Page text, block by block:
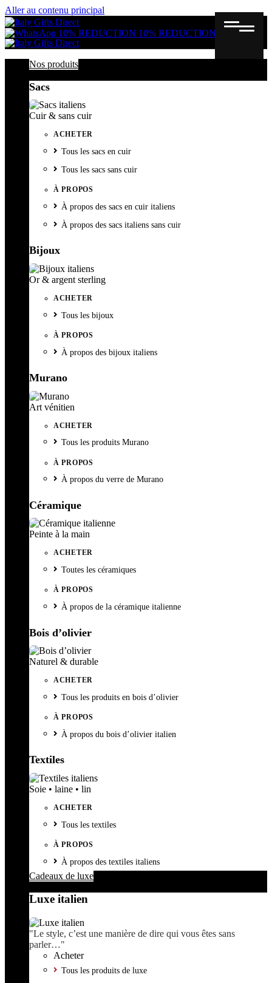
Aller au contenu principal
10% REDUCTION 10% REDUCTION
Nos produits
Sacs
Cuir & sans cuir
ACHETER
Tous les sacs en cuir
Tous les sacs sans cuir
À PROPOS
À propos des sacs en cuir italiens
À propos des sacs italiens sans cuir
Bijoux
Or & argent sterling
ACHETER
Tous les bijoux
À PROPOS
À propos des bijoux italiens
Murano
Art vénitien
ACHETER
Tous les produits Murano
À PROPOS
À propos du verre de Murano
Céramique
Peinte à la main
ACHETER
Toutes les céramiques
À PROPOS
À propos de la céramique italienne
Bois d’olivier
Naturel & durable
ACHETER
Tous les produits en bois d’olivier
À PROPOS
À propos du bois d’olivier italien
Textiles
Soie • laine • lin
ACHETER
Tous les textiles
À PROPOS
À propos des textiles italiens
Cadeaux de luxe
Luxe italien
"Le style, c’est une manière de dire qui vous êtes sans
parler…"
Acheter
Tous les produits de luxe